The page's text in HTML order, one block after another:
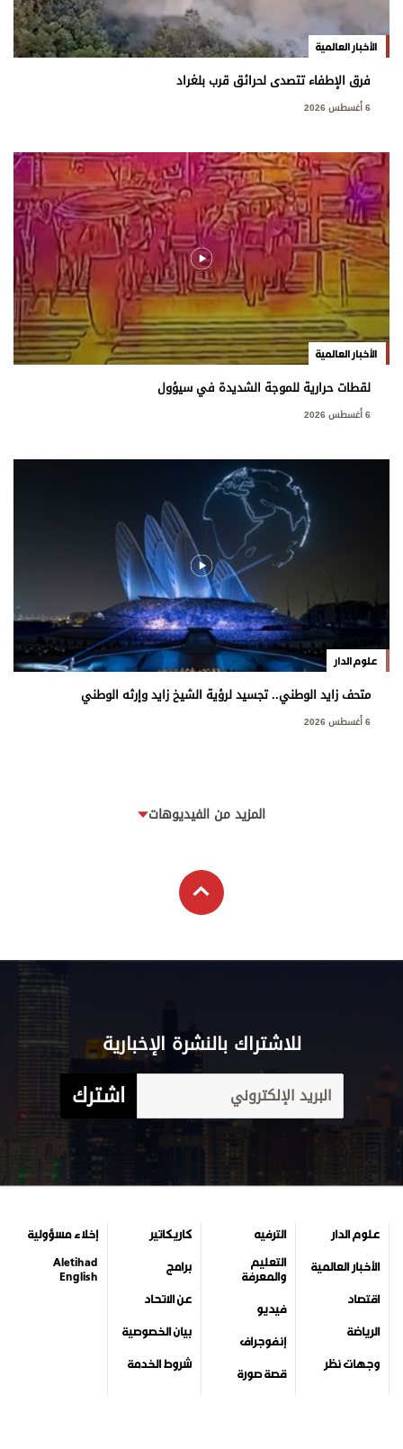
الأخبار العالمية
فرق الإطفاء تتصدى لحرائق قرب بلغراد
6 أغسطس 2026
الأخبار العالمية
لقطات حرارية للموجة الشديدة في سيؤول
6 أغسطس 2026
علوم الدار
متحف زايد الوطني.. تجسيد لرؤية الشيخ زايد وإرثه الوطني
6 أغسطس 2026
المزيد من الفيديوهات
للاشتراك بالنشرة الإخبارية
اشترك
علوم الدار
الأخبار العالمية
اقتصاد
الرياضة
وجهات نظر
الترفيه
التعليم
والمعرفة
فيديو
إنفوجراف
قصة صورة
كاريكاتير
برامج
عن الاتحاد
بيان الخصوصية
شروط الخدمة
إخلاء مسؤولية
Aletihad
English